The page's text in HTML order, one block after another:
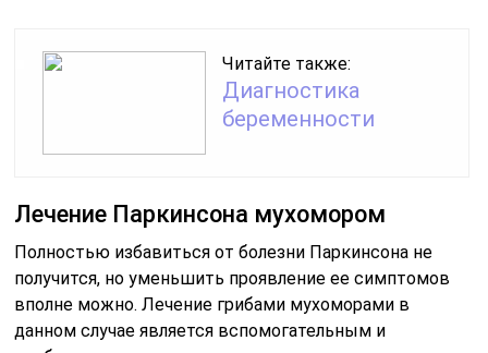
Читайте также:
Диагностика
беременности
Лечение Паркинсона мухомором
Полностью избавиться от болезни Паркинсона не
получится, но уменьшить проявление ее симптомов
вполне можно. Лечение грибами мухоморами в
данном случае является вспомогательным и